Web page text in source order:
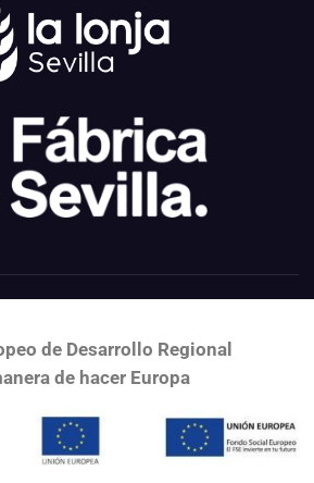
de Desarrollo Regional
de hacer Europa